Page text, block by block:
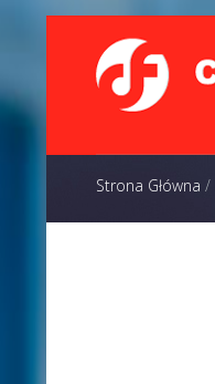
Strona Główna /